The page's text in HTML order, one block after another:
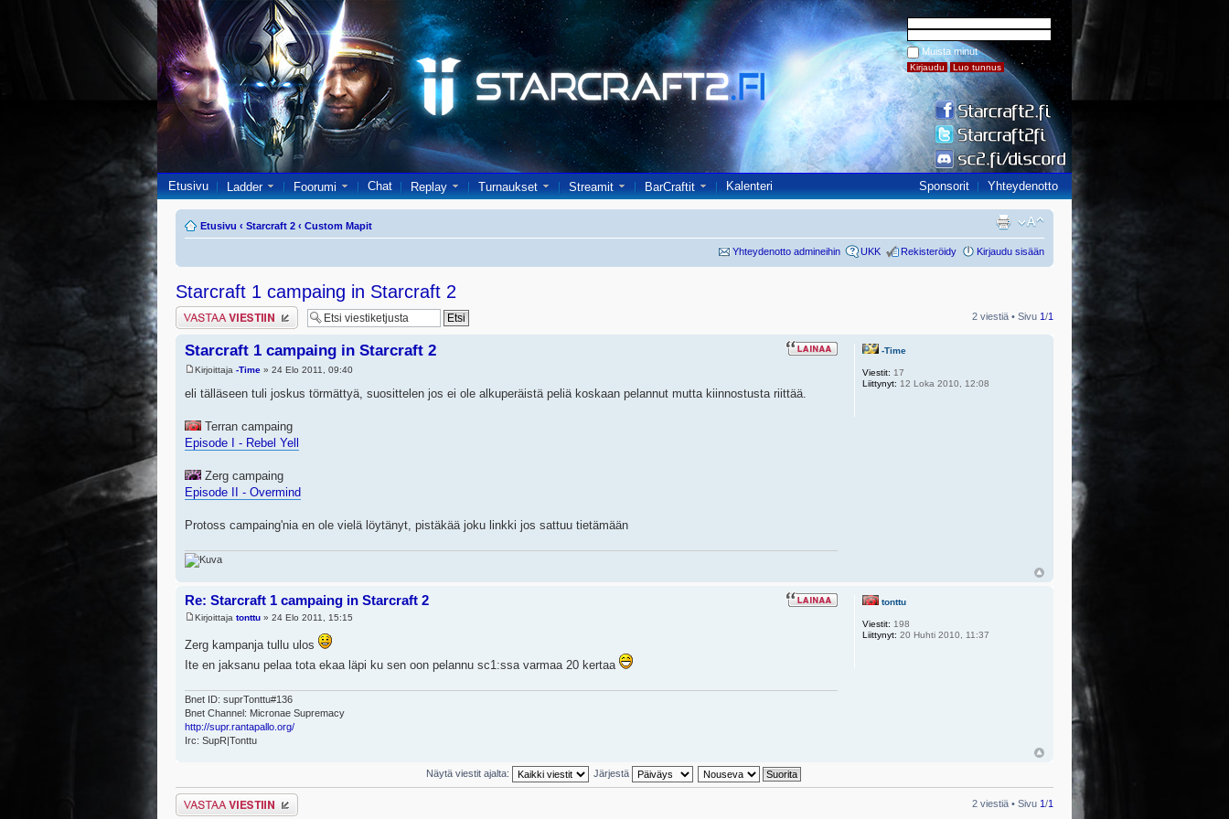
Muista minut
Etusivu Ladder Foorumi Chat Replay Turnaukset Streamit BarCraftit Kalenteri Sponsorit Yhteydenotto
Etusivu ‹ Starcraft 2 ‹ Custom Mapit
Yhteydenotto admineihin UKK Rekisteröidy Kirjaudu sisään
Starcraft 1 campaing in Starcraft 2
Lähetä vastaus 2 viestiä • Sivu 1/1
Starcraft 1 campaing in Starcraft 2
Kirjoittaja -Time » 24 Elo 2011, 09:40
eli tälläseen tuli joskus törmättyä, suosittelen jos ei ole alkuperäistä peliä koskaan pelannut mutta kiinnostusta riittää.
Terran campaing
Episode I - Rebel Yell
Zerg campaing
Episode II - Overmind
Protoss campaing'nia en ole vielä löytänyt, pistäkää joku linkki jos sattuu tietämään
-Time
Viestit: 17
Liittynyt: 12 Loka 2010, 12:08
Re: Starcraft 1 campaing in Starcraft 2
Kirjoittaja tonttu » 24 Elo 2011, 15:15
Zerg kampanja tullu ulos
Ite en jaksanu pelaa tota ekaa läpi ku sen oon pelannu sc1:ssa varmaa 20 kertaa
Bnet ID: suprTonttu#136
Bnet Channel: Micronae Supremacy
http://supr.rantapallo.org/
Irc: SupR|Tonttu
tonttu
Viestit: 198
Liittynyt: 20 Huhti 2010, 11:37
Näytä viestit ajalta: Järjestä
Lähetä vastaus 2 viestiä • Sivu 1/1